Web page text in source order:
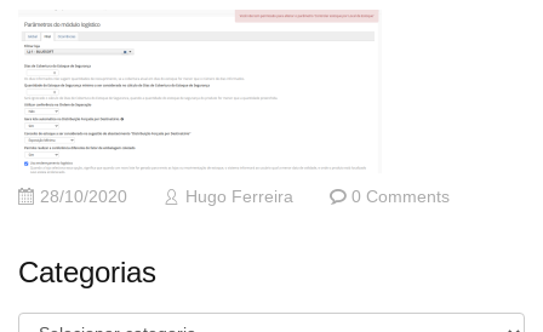
28/10/2020 Hugo Ferreira 0 Comments
Categorias